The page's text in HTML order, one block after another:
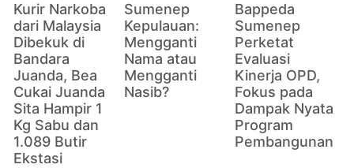
Kurir Narkoba
dari Malaysia
Dibekuk di
Bandara
Juanda, Bea
Cukai Juanda
Sita Hampir 1
Kg Sabu dan
1.089 Butir
Ekstasi
Sumenep
Kepulauan:
Mengganti
Nama atau
Mengganti
Nasib?
Bappeda
Sumenep
Perketat
Evaluasi
Kinerja OPD,
Fokus pada
Dampak Nyata
Program
Pembangunan